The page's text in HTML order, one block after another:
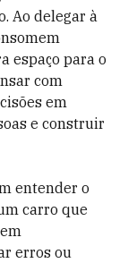
Ao delegar à
espaço para o
com
em
e construir
entender o
carro que
erros ou